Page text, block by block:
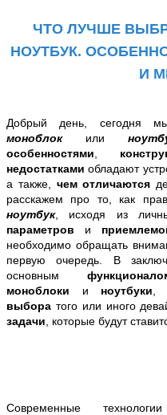
ЧТО ЛУЧШЕ
НОУТБУК.
И
Добрый день, сегодня
моноблок или
особенностями
недостаткамиобладают
а также, чем отличаются
расскажем про то, как
ноутбук, исходя из
параметров
и
необходимо обращать
первую очередь. В
основным
моноблоки и ноутбуки ,
выбора того или иного
задачи , которые будут
Современные